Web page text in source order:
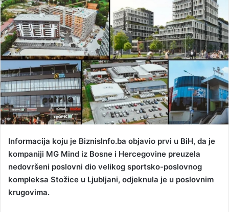
Informacija koju je BiznisInfo.ba objavio prvi u BiH, da je
kompaniji MG Mind iz Bosne i Hercegovine preuzela
nedovršeni poslovni dio velikog sportsko-poslovnog
kompleksa Stožice u Ljubljani, odjeknula je u poslovnim
krugovima.